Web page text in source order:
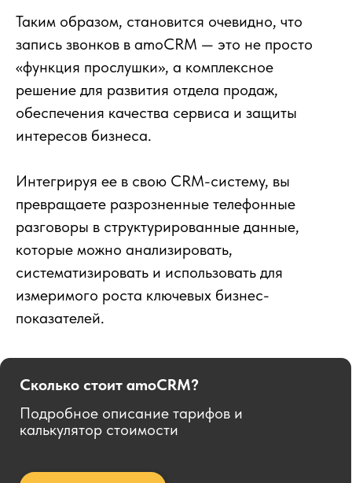
Таким образом, становится очевидно, что
запись звонков в amoCRM — это не просто
«функция прослушки», а комплексное
решение для развития отдела продаж,
обеспечения качества сервиса и защиты
интересов бизнеса.
Интегрируя ее в свою CRM-систему, вы
превращаете разрозненные телефонные
разговоры в структурированные данные,
которые можно анализировать,
систематизировать и использовать для
измеримого роста ключевых бизнес-
показателей.